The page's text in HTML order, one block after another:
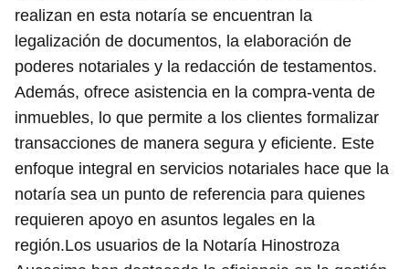
realizan en esta notaría se encuentran la
legalización de documentos, la elaboración de
poderes notariales y la redacción de testamentos.
Además, ofrece asistencia en la compra-venta de
inmuebles, lo que permite a los clientes formalizar
transacciones de manera segura y eficiente. Este
enfoque integral en servicios notariales hace que la
notaría sea un punto de referencia para quienes
requieren apoyo en asuntos legales en la
región.Los usuarios de la Notaría Hinostroza